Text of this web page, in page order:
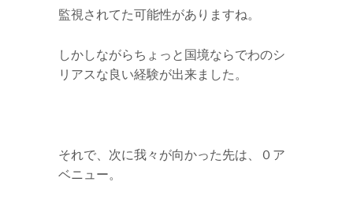
監視されてた可能性がありますね。
しかしながらちょっと国境ならでわのシ
リアスな良い経験が出来ました。
それで、次に我々が向かった先は、０ア
ベニュー。